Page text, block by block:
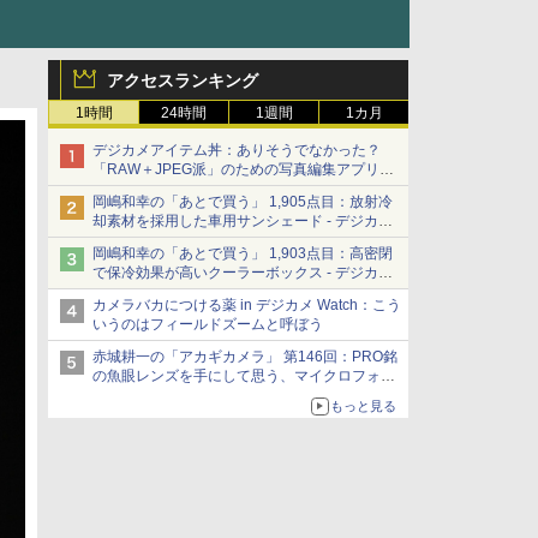
アクセスランキング
1時間 24時間 1週間 1カ月
デジカメアイテム丼：ありそうでなかった？
「RAW＋JPEG派」のための写真編集アプリ
カメラデフォルトのJPEGを大切にする
「Filmator」
岡嶋和幸の「あとで買う」 1,905点目：放射冷
却素材を採用した車用サンシェード - デジカメ
Watch
岡嶋和幸の「あとで買う」 1,903点目：高密閉
で保冷効果が高いクーラーボックス - デジカメ
Watch
カメラバカにつける薬 in デジカメ Watch：こう
いうのはフィールドズームと呼ぼう
赤城耕一の「アカギカメラ」 第146回：PRO銘
の魚眼レンズを手にして思う、マイクロフォー
もっと見る